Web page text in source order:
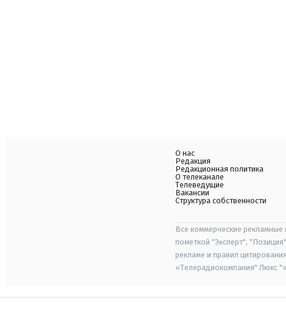
О нас
Редакция
Редакционная политика
О телеканале
Телеведущие
Вакансии
Структура собственности
Все коммерческие
пометкой "Эксперт",
рекламе и правил
«Телерадиокомпания" Люкс